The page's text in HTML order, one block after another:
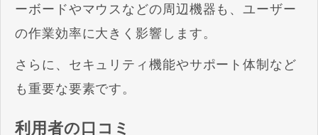
ーボードやマウスなどの周辺機器も、ユーザー
の作業効率に大きく影響します。
さらに、セキュリティ機能やサポート体制など
も重要な要素です。
利用者の口コミ